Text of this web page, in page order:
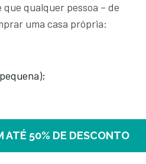
qualquer pessoa – de
uma casa própria:
ATÉ 50% DE DESCONTO